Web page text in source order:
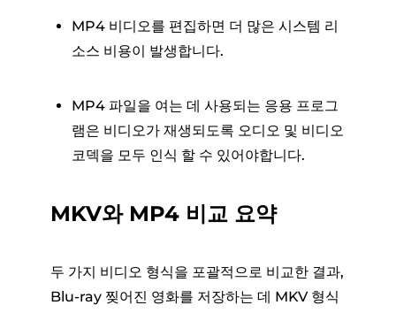
MP4 비디오를 편집하면 더 많은 시스템 리
소스 비용이 발생합니다.
MP4 파일을 여는 데 사용되는 응용 프로그
램은 비디오가 재생되도록 오디오 및 비디오
코덱을 모두 인식 할 수 있어야합니다.
MKV와 MP4 비교 요약
두 가지 비디오 형식을 포괄적으로 비교한 결과,
Blu-ray 찢어진 영화를 저장하는 데 MKV 형식